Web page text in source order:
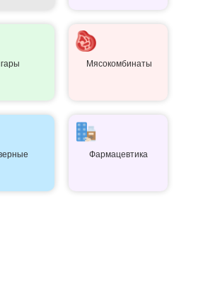
Фармацевтика
Мясокомбинаты